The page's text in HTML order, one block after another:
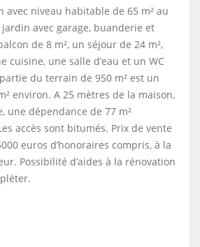
avec niveau habitable de 65 m² au
jardin avec garage, buanderie et
de 8 m², un séjour de 24 m²,
cuisine, une salle d’eau et un WC
du terrain de 950 m² est un
environ. A 25 mètres de la maison,
une dépendance de 77 m²
accès sont bitumés. Prix de vente
euros d’honoraires compris, à la
Possibilité d’aides à la rénovation